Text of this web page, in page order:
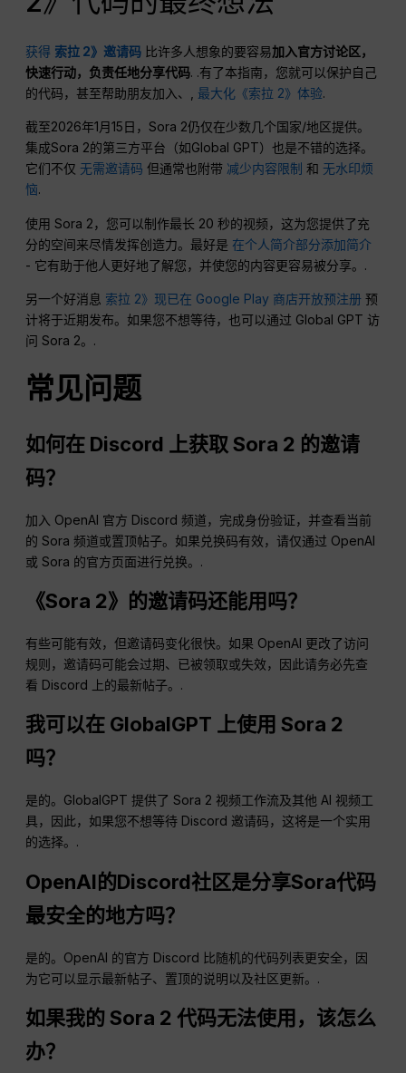
获得 索拉 2》邀请码 比许多人想象的要容易加入官方讨论区，
快速行动，负责任地分享代码. .有了本指南，您就可以保护自己
的代码，甚至帮助朋友加入、, 最大化《索拉 2》体验.
截至2026年1月15日，Sora 2仍仅在少数几个国家/地区提供。
集成Sora 2的第三方平台（如Global GPT）也是不错的选择。
它们不仅 无需邀请码 但通常也附带 减少内容限制 和 无水印烦
恼.
使用 Sora 2，您可以制作最长 20 秒的视频，这为您提供了充
分的空间来尽情发挥创造力。最好是 在个人简介部分添加简介
- 它有助于他人更好地了解您，并使您的内容更容易被分享。.
另一个好消息 索拉 2》现已在 Google Play 商店开放预注册 预
计将于近期发布。如果您不想等待，也可以通过 Global GPT 访
问 Sora 2。.
常见问题
如何在 Discord 上获取 Sora 2 的邀请
码？
加入 OpenAI 官方 Discord 频道，完成身份验证，并查看当前
的 Sora 频道或置顶帖子。如果兑换码有效，请仅通过 OpenAI
或 Sora 的官方页面进行兑换。.
《Sora 2》的邀请码还能用吗？
有些可能有效，但邀请码变化很快。如果 OpenAI 更改了访问
规则，邀请码可能会过期、已被领取或失效，因此请务必先查
看 Discord 上的最新帖子。.
我可以在 GlobalGPT 上使用 Sora 2
吗？
是的。GlobalGPT 提供了 Sora 2 视频工作流及其他 AI 视频工
具，因此，如果您不想等待 Discord 邀请码，这将是一个实用
的选择。.
OpenAI的Discord社区是分享Sora代码
最安全的地方吗？
是的。OpenAI 的官方 Discord 比随机的代码列表更安全，因
为它可以显示最新帖子、置顶的说明以及社区更新。.
如果我的 Sora 2 代码无法使用，该怎么
办？